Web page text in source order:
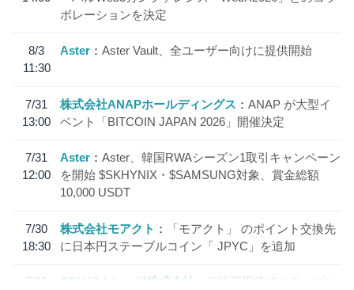
ボレーションを決定
8/3
11:30
Aster Aster Vault、全ユーザー向けに提供開始
7/31
13:00
株式会社ANAPホールディングス
ANAP が大型イ
ベント「BITCOIN JAPAN 2026」開催決定
7/31
12:00
Aster
Aster、韓国RWAシーズン1取引キャンペーン
を開始 $SKHYNIX・$SAMSUNG対象、賞金総額
10,000 USDT
7/30
18:30
株式会社モアクト
「モアクト」 のポイント交換先
に日本円ステーブルコイン「 JPYC」を追加
7/29
SBI VCトレード株式会社
信託型円建てステーブル